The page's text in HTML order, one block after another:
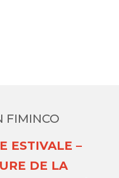
FIMINCO
ESTIVALE –
DE LA